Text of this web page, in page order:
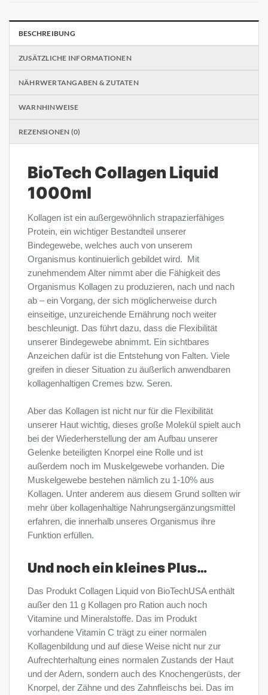
BESCHREIBUNG
ZUSÄTZLICHE INFORMATIONEN
NÄHRWERTANGABEN & ZUTATEN
WARNHINWEISE
REZENSIONEN (0)
BioTech Collagen Liquid
1000ml
Kollagen ist ein außergewöhnlich strapazierfähiges
Protein, ein wichtiger Bestandteil unserer
Bindegewebe, welches auch von unserem
Organismus kontinuierlich gebildet wird. Mit
zunehmendem Alter nimmt aber die Fähigkeit des
Organismus Kollagen zu produzieren, nach und nach
ab – ein Vorgang, der sich möglicherweise durch
einseitige, unzureichende Ernährung noch weiter
beschleunigt. Das führt dazu, dass die Flexibilität
unserer Bindegewebe abnimmt. Ein sichtbares
Anzeichen dafür ist die Entstehung von Falten. Viele
greifen in dieser Situation zu äußerlich anwendbaren
kollagenhaltigen Cremes bzw. Seren.
Aber das Kollagen ist nicht nur für die Flexibilität
unserer Haut wichtig, dieses große Molekül spielt auch
bei der Wiederherstellung der am Aufbau unserer
Gelenke beteiligten Knorpel eine Rolle und ist
außerdem noch im Muskelgewebe vorhanden. Die
Muskelgewebe bestehen nämlich zu 1-10% aus
Kollagen. Unter anderem aus diesem Grund sollten wir
mehr über kollagenhaltige Nahrungsergänzungsmittel
erfahren, die innerhalb unseres Organismus ihre
Funktion erfüllen.
Und noch ein kleines Plus…
Das Produkt Collagen Liquid von BioTechUSA enthält
außer den 11 g Kollagen pro Ration auch noch
Vitamine und Mineralstoffe. Das im Produkt
vorhandene Vitamin C trägt zu einer normalen
Kollagenbildung und auf diese Weise nicht nur zur
Aufrechterhaltung eines normalen Zustands der Haut
und der Adern, sondern auch des Knochengerüsts, der
Knorpel, der Zähne und des Zahnfleischs bei. Das im